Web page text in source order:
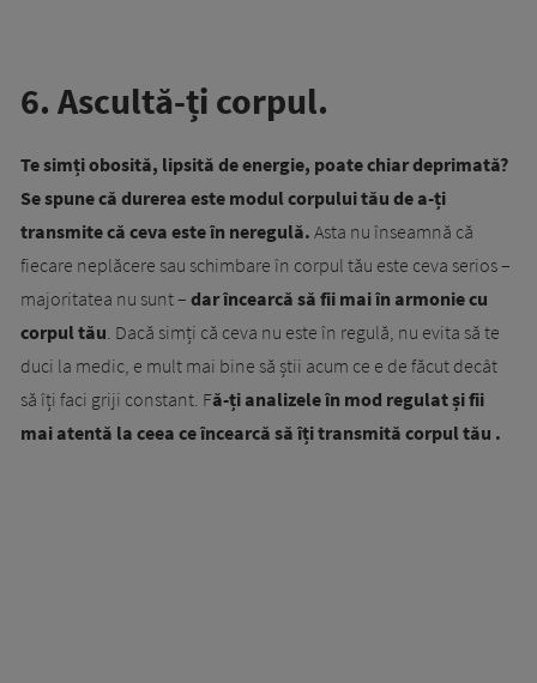
6. Ascultă-ți corpul.
Te simți obosită, lipsită de energie, poate chiar deprimată?
Se spune că durerea este modul corpului tău de a-ți
transmite că ceva este în neregulă. Asta nu înseamnă că
fiecare neplăcere sau schimbare în corpul tău este ceva serios –
majoritatea nu sunt – dar încearcă să fii mai în armonie cu
corpul tău. Dacă simți că ceva nu este în regulă, nu evita să te
duci la medic, e mult mai bine să știi acum ce e de făcut decât
să îți faci griji constant. Fă-ți analizele în mod regulat și fii
mai atentă la ceea ce încearcă să îți transmită corpul tău .